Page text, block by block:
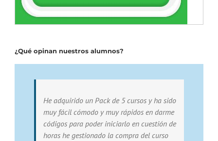
¿Qué opinan nuestros alumnos?
He adquirido un Pack de 5 cursos y ha sido
muy fácil cómodo y muy rápidos en darme
códigos para poder iniciarlo en cuestión de
horas he gestionado la compra del curso